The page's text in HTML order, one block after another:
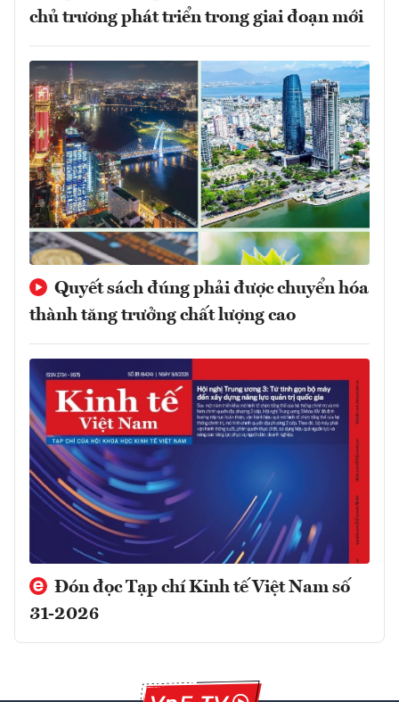
chủ trương phát triển trong giai đoạn mới
Quyết sách đúng phải được chuyển hóa
thành tăng trưởng chất lượng cao
Đón đọc Tạp chí Kinh tế Việt Nam số
31-2026